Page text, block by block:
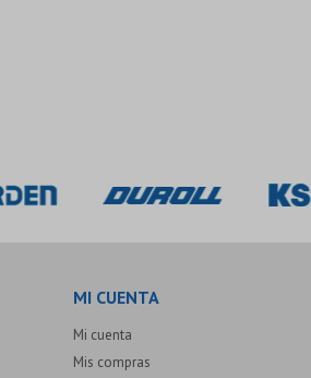
MI CUENTA
Mi cuenta
Mis compras